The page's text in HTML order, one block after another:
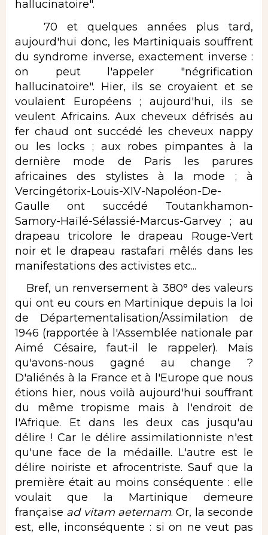
hallucinatoire".
70 et quelques années plus tard,
aujourd'hui donc, les Martiniquais souffrent
du syndrome inverse, exactement inverse :
on peut l'appeler "négrification
hallucinatoire". Hier, ils se croyaient et se
voulaient Européens ; aujourd'hui, ils se
veulent Africains. Aux cheveux défrisés au
fer chaud ont succédé les cheveux nappy
ou les locks ; aux robes pimpantes à la
dernière mode de Paris les parures
africaines des stylistes à la mode ; à
Vercingétorix-Louis-XIV-Napoléon-De-
Gaulle ont succédé Toutankhamon-
Samory-Haïlé-Sélassié-Marcus-Garvey ; au
drapeau tricolore le drapeau Rouge-Vert
noir et le drapeau rastafari mêlés dans les
manifestations des activistes etc...
Bref, un renversement à 380° des valeurs
qui ont eu cours en Martinique depuis la loi
de Départementalisation/Assimilation de
1946 (rapportée à l'Assemblée nationale par
Aimé Césaire, faut-il le rappeler). Mais
qu'avons-nous gagné au change ?
D'aliénés à la France et à l'Europe que nous
étions hier, nous voilà aujourd'hui souffrant
du même tropisme mais à l'endroit de
l'Afrique. Et dans les deux cas jusqu'au
délire ! Car le délire assimilationniste n'est
qu'une face de la médaille. L'autre est le
délire noiriste et afrocentriste. Sauf que la
première était au moins conséquente : elle
voulait que la Martinique demeure
française ad vitam aeternam. Or, la seconde
est, elle, inconséquente : si on ne veut pas